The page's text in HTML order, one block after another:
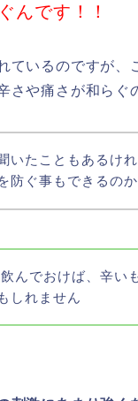
んです！！
ているのですが、
さや痛さが和らぐ
いたこともあるけ
防ぐ事もできるのか
んでおけば、辛い
しれません